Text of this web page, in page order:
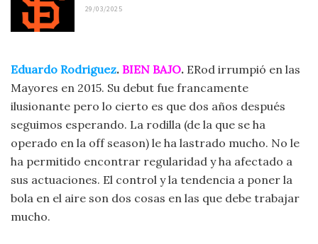
29/03/2025
Eduardo Rodriguez. BIEN BAJO. ERod irrumpió en las
Mayores en 2015. Su debut fue francamente
ilusionante pero lo cierto es que dos años después
seguimos esperando. La rodilla (de la que se ha
operado en la off season) le ha lastrado mucho. No le
ha permitido encontrar regularidad y ha afectado a
sus actuaciones. El control y la tendencia a poner la
bola en el aire son dos cosas en las que debe trabajar
mucho.